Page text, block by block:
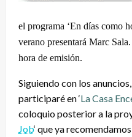
el programa ‘En días como
verano presentará Marc
hora de emisión.
Siguiendo con los
participaré en ‘La Casa
coloquio posterior a la
Job‘ que ya